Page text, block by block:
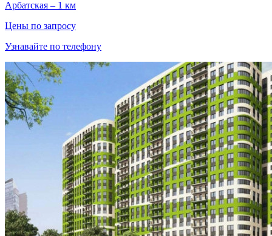
Арбатская – 1 км
Цены по запросу
Узнавайте по телефону